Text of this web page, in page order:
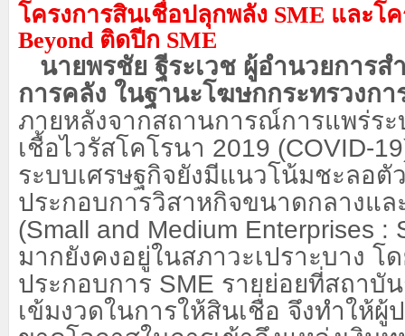
โครงการสินเชื่อปลุกพลัง SME และโ
Beyond ติดปีก SME
นายพรชัย ฐีระเวช ผู้อำนวยการส
การคลัง ในฐานะโฆษกกระทรวงกา
ภายหลังจากสถานการณ์การแพร่ร
เชื้อไวรัสโคโรนา 2019 (COVID-
ระบบเศรษฐกิจยังมีแนวโน้มชะลอตั
ประกอบการวิสาหกิจขนาดกลางแ
(Small and Medium Enterprises :
มากยังคงอยู่ในสภาวะเปราะบาง โ
ประกอบการ SME รายย่อยที่สถาบั
เข้มงวดในการให้สินเชื่อ จึงทำให้ผู้